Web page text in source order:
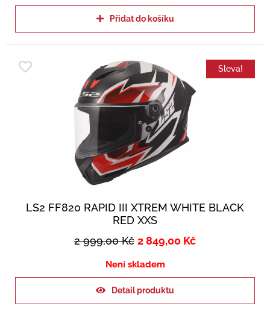
Přidat do košíku
Sleva!
LS2 FF820 RAPID III XTREM WHITE BLACK
RED XXS
2 999,00Kč 2 849,00 Kč
Není skladem
Detail produktu